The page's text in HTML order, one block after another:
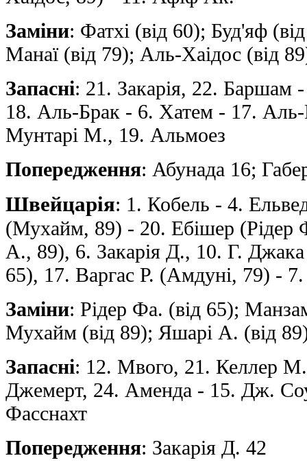
Заміни: Фатхі (від 60); Буд'яф
Манаї (від 79); Аль-Хаiдос (від
Запасні: 21. Закарія, 22.
18. Аль-Брак - 6. Хатем - 17.
Мунтарi М., 19. Альмоeз
Попередження: Абунада 16;
Швейцарія: 1. Кобель - 4.
(Мухайм, 89) - 20. Ебішер
А., 89), 6. Закарія Д., 10. Г.
65), 17. Варгас Р. (Амдуні, 79) -
Заміни: Рідер Фа. (від 65);
Мухайм (від 89); Яшарі А. (від
Запасні: 12. Мвого, 21. Келлер
Джемерт, 24. Аменда - 15. Дж.
Фасснахт
Попередження: Закарія Д. 42